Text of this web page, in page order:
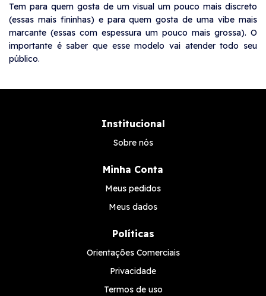
Tem para quem gosta de um visual um pouco mais discreto
(essas mais fininhas) e para quem gosta de uma vibe mais
marcante (essas com espessura um pouco mais grossa). O
importante é saber que esse modelo vai atender todo seu
público.
Institucional
Sobre nós
Minha Conta
Meus pedidos
Meus dados
Políticas
Orientações Comerciais
Privacidade
Termos de uso